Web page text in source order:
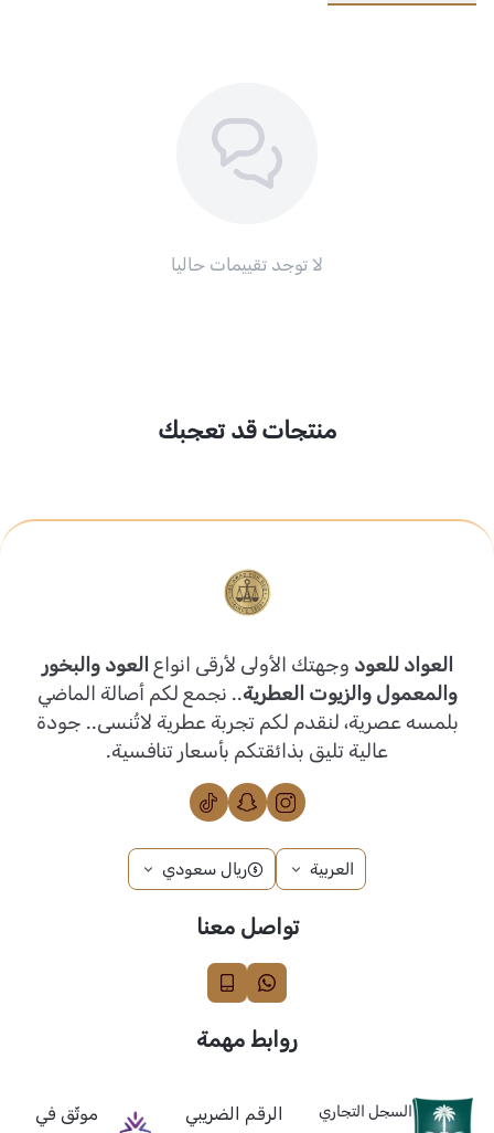
لا توجد تقييمات حاليا
منتجات قد تعجبك
العواد للعود وجهتك الأولى لأرقى انواع العود والبخور
والمعمول والزيوت العطرية.. نجمع لكم أصالة الماضي
بلمسه عصرية، لنقدم لكم تجربة عطرية لاتُنسى.. جودة
عالية تليق بذائقتكم بأسعار تنافسية.
العربية ريال سعودي
تواصل معنا
روابط مهمة
السجل التجاري
الرقم الضريبي موثّق في